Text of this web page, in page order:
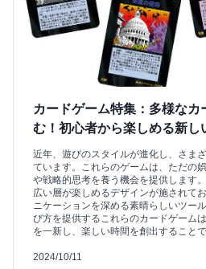
カードゲーム特集：多様なカ
む！初心者から楽しめる新し
近年、遊びのスタイルが進化し、さま
ています。これらのゲームは、ただの
や戦略的思考を養う機会を提供します
広い層が楽しめるデザインが施されて
ニケーションを深める素晴らしいツー
び方を提供するこれらのカードゲーム
を一新し、楽しい時間を創出することで
2024/10/11